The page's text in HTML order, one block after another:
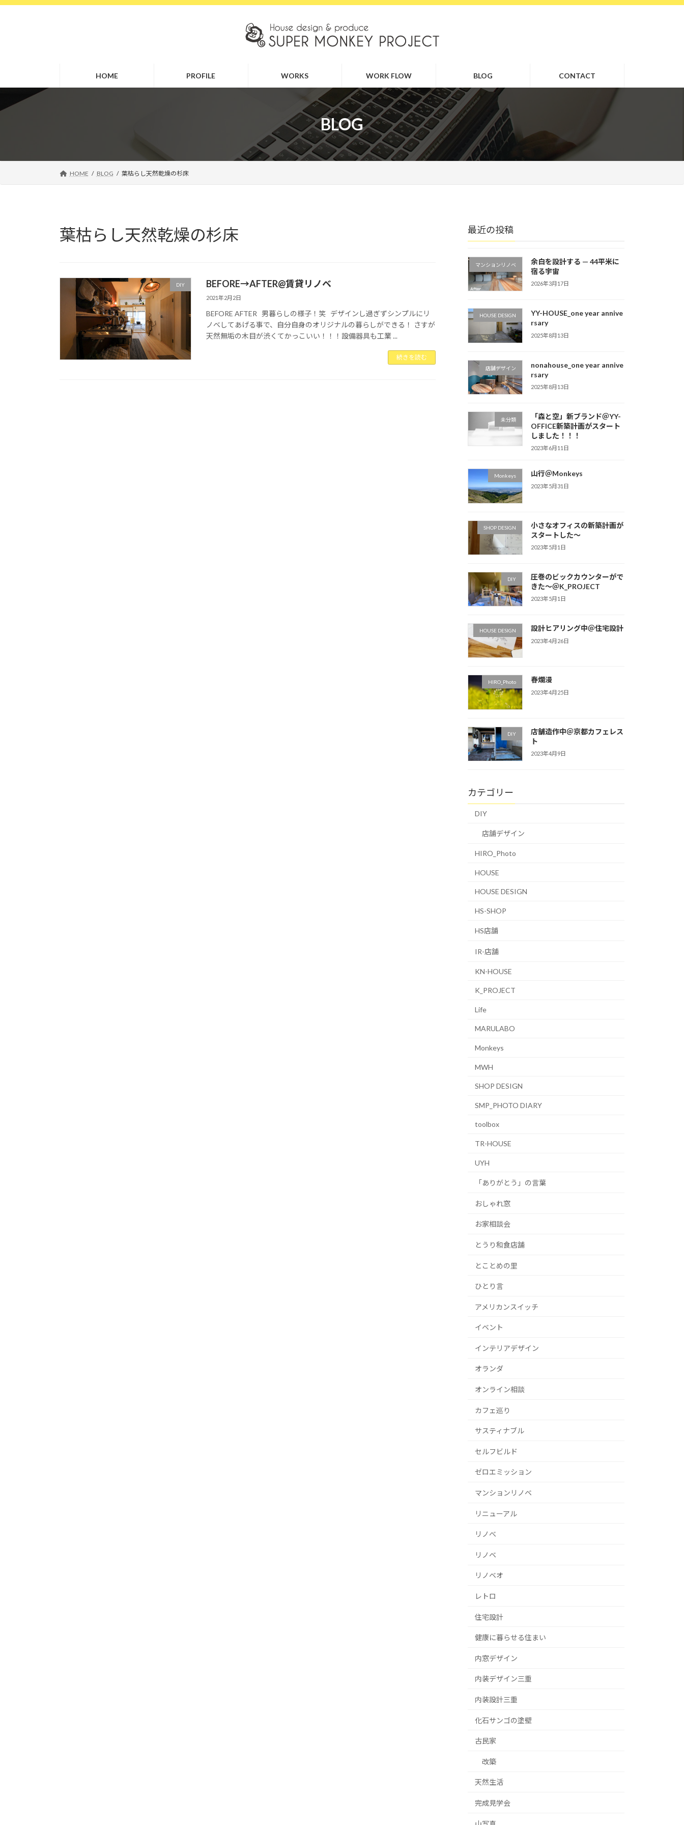
コ
ナ
HOME PROFILE WORKS WORK FLOW BLOG CONTACT
BLOG
HOME BLOG 葉枯らし天然乾燥の杉床
葉枯らし天然乾燥の杉床
DIY BEFORE→AFTER@賃貸リノベ
2021年2月2日
BEFORE AFTER 男暮らしの様子！笑 デザインし過ぎずシンプルにリ
ノベしてあげる事で、自分自身のオリジナルの暮らしができる！ さすが
天然無垢の木目が渋くてかっこいい！！！設備器具も工業 ...
続きを読む
最近の投稿
マンションリノベ
余白を設計する — 44平米に
宿る宇宙
2026年3月17日
HOUSE DESIGN
YY-HOUSE_one year annive
rsary
2025年8月13日
店舗デザイン
nonahouse_one year annive
rsary
2025年8月13日
未分類
「森と空」新ブランド＠YY-
OFFICE新築計画がスタート
しました！！！
2023年6月11日
Monkeys 山行＠Monkeys
2023年5月31日
SHOP DESIGN
小さなオフィスの新築計画が
スタートした〜
2023年5月1日
DIY
圧巻のビックカウンターがで
きた〜＠K_PROJECT
2023年5月1日
HOUSE DESIGN 設計ヒアリング中＠住宅設計
2023年4月26日
HIRO_Photo 春爛漫
2023年4月25日
DIY
店舗造作中＠京都カフェレス
ト
2023年4月9日
カテゴリー
DIY
店舗デザイン
HIRO_Photo
HOUSE
HOUSE DESIGN
HS-SHOP
HS店舗
IR-店舗
KN-HOUSE
K_PROJECT
Life
MARULABO
Monkeys
MWH
SHOP DESIGN
SMP_PHOTO DIARY
toolbox
TR-HOUSE
UYH
「ありがとう」の言葉
おしゃれ窓
お家相談会
とうり和食店舗
とことめの里
ひとり言
アメリカンスイッチ
イベント
インテリアデザイン
オランダ
オンライン相談
カフェ巡り
サスティナブル
セルフビルド
ゼロエミッション
マンションリノベ
リニューアル
リノべ
リノベ
リノベオ
レトロ
住宅設計
健康に暮らせる住まい
内窓デザイン
内装デザイン三重
内装設計三重
化石サンゴの塗壁
古民家
改築
天然生活
完成見学会